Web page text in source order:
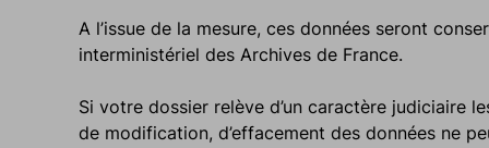
A l’issue de la mesure, ces données seront
interministériel des Archives de France.
Si votre dossier relève d’un caractère judiciaire
de modification, d’effacement des données ne